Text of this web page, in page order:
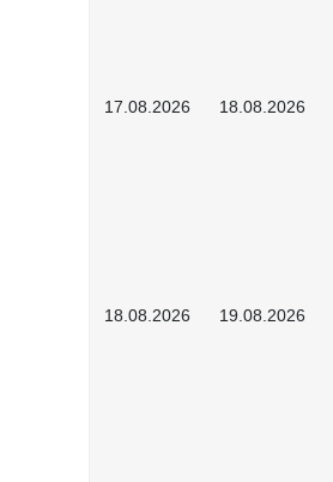
17.08.2026 18.08.2026
18.08.2026 19.08.2026